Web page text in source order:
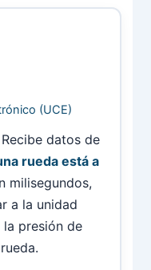
(UCE)
datos de
rueda está a
milisegundos,
a la unidad
presión de